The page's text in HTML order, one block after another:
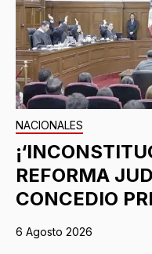
NACIONALES
REFORMA
CONCEDIO
6 Agosto 2026